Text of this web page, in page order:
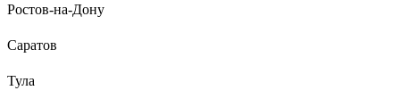
Ростов-на-Дону
Саратов
Тула